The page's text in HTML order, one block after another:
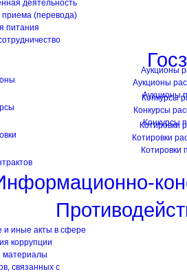
деятельность
приема (перевода)
питания
Аукционы
Аукционы
Аукционы
Конкурсы
Конкурсы
Конкурсы
Котировки
Котировки
Котировки
и иные акты в сфере
коррупции
материалы
связанных с